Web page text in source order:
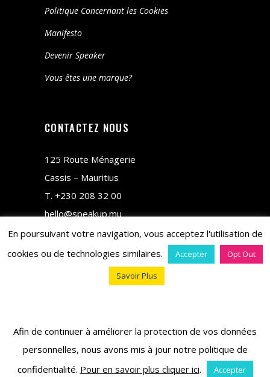
Politique Concernant les Cookies
Manifesto
Devenir Speaker
Vous êtes une marque?
CONTACTEZ NOUS
125 Route Ménagerie
Cassis – Mauritius
T. +230 208 32 00
hello@speakup.mu
En poursuivant votre navigation, vous acceptez l'utilisation de
cookies ou de technologies similaires.
Accepter
Opt Out
Savoir Plus
Afin de continuer à améliorer la protection de vos données
personnelles, nous avons mis à jour notre politique de
confidentialité. Pour en savoir plus cliquer ici. Accepter